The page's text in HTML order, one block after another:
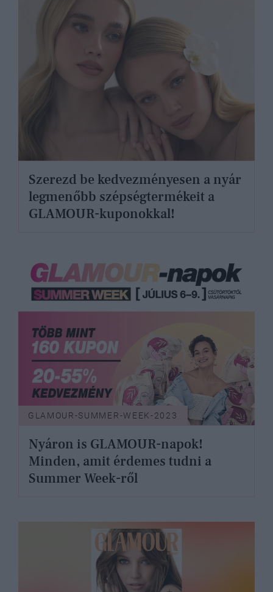
Szerezd be kedvezményesen a nyár
legmenőbb szépségtermékeit a
GLAMOUR-kuponokkal!
GLAMOUR-SUMMER-WEEK-2023
Nyáron is GLAMOUR-napok!
Minden, amit érdemes tudni a
Summer Week-ről